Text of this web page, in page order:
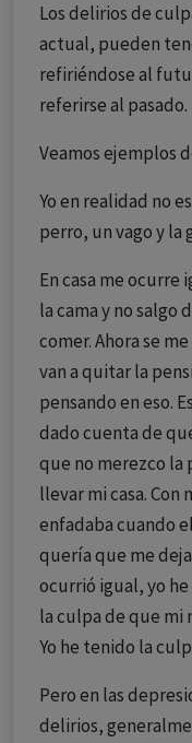
Los delirios de
actual, pueden
refiriéndose al
referirse al pasado.
Veamos ejemplos
Yo en realidad no
perro, un vago y la
En casa me ocurre
la cama y no salgo
comer. Ahora se
van a quitar la
pensando en eso.
dado cuenta de
que no merezco la
llevar mi casa.
enfadaba cuando
quería que me
ocurrió igual, yo
la culpa de que mi
Yo he tenido la
Pero en las
delirios,